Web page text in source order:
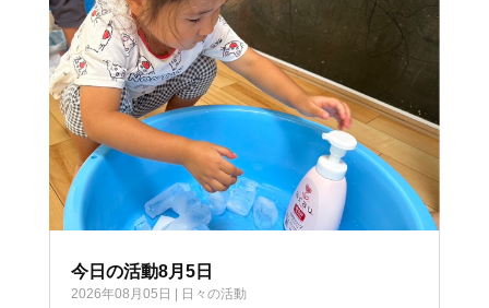
今日の活動8月5日
2026年08月05日 日々の活動